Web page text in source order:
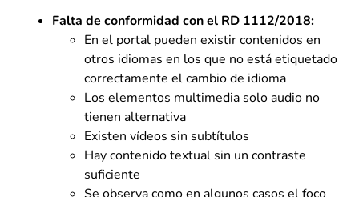
Falta de conformidad con el RD 1112/2018:
En el portal pueden existir contenidos en
otros idiomas en los que no está etiquetado
correctamente el cambio de idioma
Los elementos multimedia solo audio no
tienen alternativa
Existen vídeos sin subtítulos
Hay contenido textual sin un contraste
suficiente